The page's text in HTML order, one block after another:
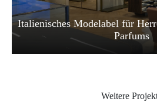
Italienisches Modelabel für
Parfums
Weitere